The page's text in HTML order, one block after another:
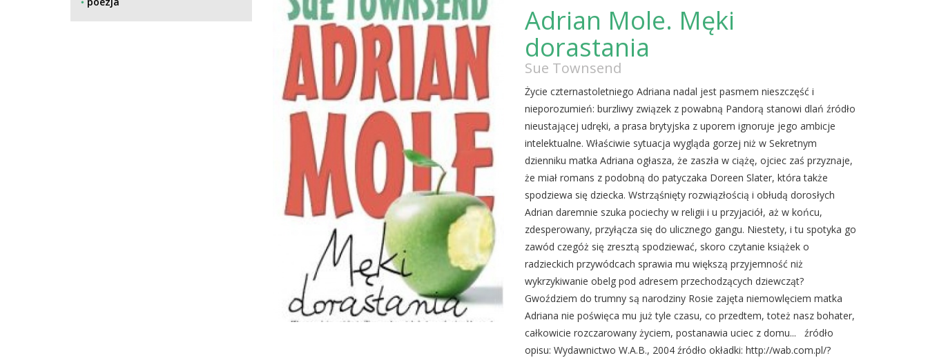
Adrian Mole. Męki
dorastania
Sue Townsend
Życie czternastoletniego Adriana nadal jest pasmem nieszczęść i
nieporozumień: burzliwy związek z powabną Pandorą stanowi dlań źródło
nieustającej udręki, a prasa brytyjska z uporem ignoruje jego ambicje
intelektualne. Właściwie sytuacja wygląda gorzej niż w Sekretnym
dzienniku matka Adriana ogłasza, że zaszła w ciążę, ojciec zaś przyznaje,
że miał romans z podobną do patyczaka Doreen Slater, która także
spodziewa się dziecka. Wstrząśnięty rozwiązłością i obłudą dorosłych
Adrian daremnie szuka pociechy w religii i u przyjaciół, aż w końcu,
zdesperowany, przyłącza się do ulicznego gangu. Niestety, i tu spotyka go
zawód czegóż się zresztą spodziewać, skoro czytanie książek o
radzieckich przywódcach sprawia mu większą przyjemność niż
wykrzykiwanie obelg pod adresem przechodzących dziewcząt?
Gwoździem do trumny są narodziny Rosie zajęta niemowlęciem matka
Adriana nie poświęca mu już tyle czasu, co przedtem, toteż nasz bohater,
całkowicie rozczarowany życiem, postanawia uciec z domu... źródło
opisu: Wydawnictwo W.A.B., 2004 źródło okładki: http://wab.com.pl/?